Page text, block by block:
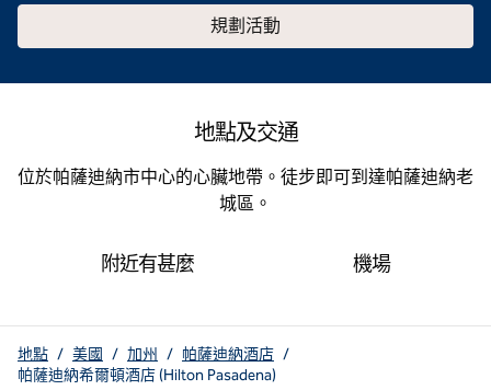
規劃活動
地點及交通
位於帕薩迪納市中心的心臟地帶。徒步即可到達帕薩迪納老
城區。
附近有甚麼 機場
地點 / 美國 / 加州 / 帕薩迪納酒店 /
帕薩迪納希爾頓酒店 (Hilton Pasadena)